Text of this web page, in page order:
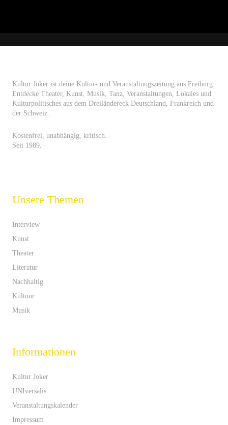
Kultur Joker ist deine Kultur- und Veranstaltungszeitung aus Freiburg.
Entdecke Theater, Kunst, Musik, Tanz, Veranstaltungen, Lokales und
Kulturpolitisches aus dem Dreiländereck Deutschland, Frankreich und
der Schweiz.
Kostenfrei, unabhängig, kritisch.
Seit 1989.
Unsere Themen
Interview
Kunst
Theater
Literatur
Nachhaltig
Kultour
Musik
Informationen
Kultur Joker
UNIversalis
Veranstaltungskalender
Impressum